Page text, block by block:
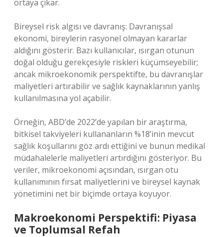
ortaya çıkar.
Bireysel risk algısı ve davranış: Davranışsal
ekonomi, bireylerin rasyonel olmayan kararlar
aldığını gösterir. Bazı kullanıcılar, ısırgan otunun
doğal olduğu gerekçesiyle riskleri küçümseyebilir;
ancak mikroekonomik perspektifte, bu davranışlar
maliyetleri artırabilir ve sağlık kaynaklarının yanlış
kullanılmasına yol açabilir.
Örneğin, ABD’de 2022’de yapılan bir araştırma,
bitkisel takviyeleri kullananların %18’inin mevcut
sağlık koşullarını göz ardı ettiğini ve bunun medikal
müdahalelerle maliyetleri artırdığını gösteriyor. Bu
veriler, mikroekonomi açısından, ısırgan otu
kullanımının fırsat maliyetlerini ve bireysel kaynak
yönetimini net bir biçimde ortaya koyuyor.
Makroekonomi Perspektifi: Piyasa
ve Toplumsal Refah